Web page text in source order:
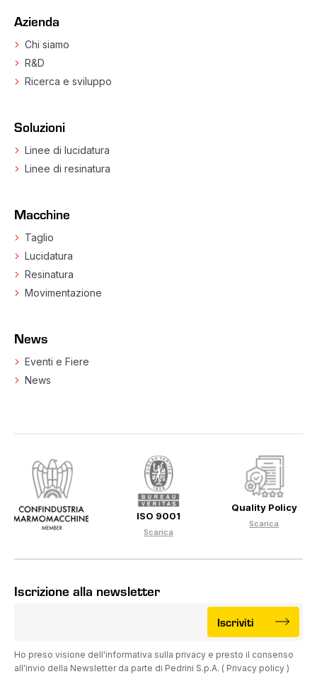
Azienda
Chi siamo
R&D
Ricerca e sviluppo
Soluzioni
Linee di lucidatura
Linee di resinatura
Macchine
Taglio
Lucidatura
Resinatura
Movimentazione
News
Eventi e Fiere
News
ISO 9001
Scarica
Quality Policy
Scarica
Iscrizione alla newsletter
Ho preso visione dell'informativa sulla privacy e presto il consenso
all'invio della Newsletter da parte di Pedrini S.p.A. ( Privacy policy )
Iscriviti